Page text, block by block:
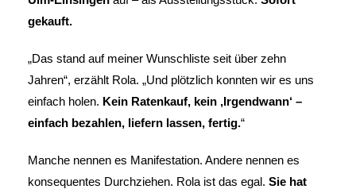
gekauft.
„Das stand auf meiner Wunschliste seit über zehn
Jahren“, erzählt Rola. „Und plötzlich konnten wir es uns
einfach holen. Kein Ratenkauf, kein ‚Irgendwann‘ –
einfach bezahlen, liefern lassen, fertig.“
Manche nennen es Manifestation. Andere nennen es
konsequentes Durchziehen. Rola ist das egal. Sie hat